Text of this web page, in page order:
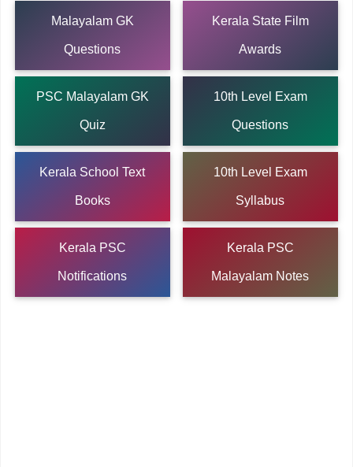
Malayalam GK
Questions
Kerala State Film
Awards
PSC Malayalam GK
Quiz
10th Level Exam
Questions
Kerala School Text
Books
10th Level Exam
Syllabus
Kerala PSC
Notifications
Kerala PSC
Malayalam Notes